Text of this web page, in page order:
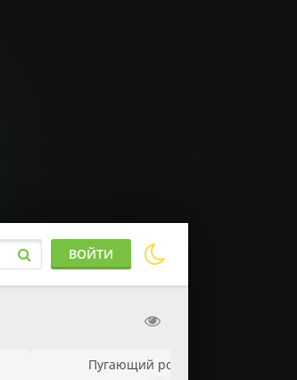
ВОЙТИ
Пугающий роман